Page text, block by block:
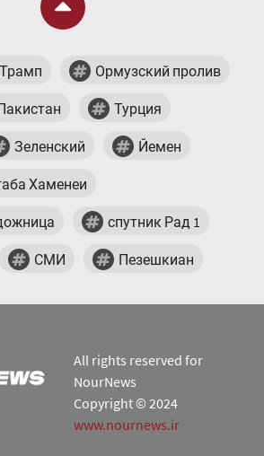
Трамп Ормузский пролив
Турция
Зеленский Йемен
Хаменеи
спутник Рад 1
СМИ Пезешкиан
All rights reserved for
NourNews
Copyright © 2024
www.nournews.ir